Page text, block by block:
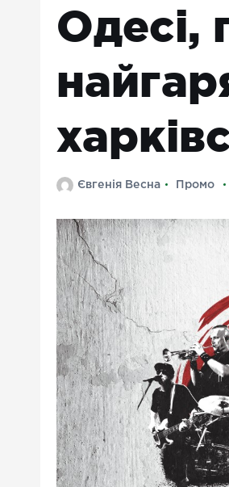
Одесі,
Євгенія Весна Промо